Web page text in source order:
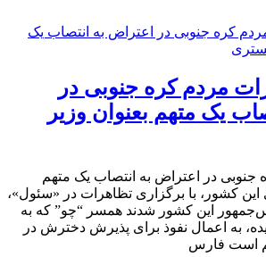
مردم کره جنوبی در
یک متهم بعنوان وزیر
جنوبی در اعتراض به انتصاب یک متهم
این کشور، با برگزاری تظاهرات در «سئول»،
این کشور شدند ‏همسر “چو” که به
به اعمال نفوذ برای پذیرش دخترش در
است فارس